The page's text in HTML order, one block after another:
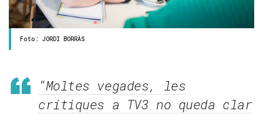
Foto: JORDI BORRÀS
“Moltes vegades, les
crítiques a TV3 no queda clar